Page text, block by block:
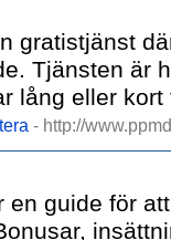
gratistjänst
Tjänsten är
lång eller
- http://
en guide för